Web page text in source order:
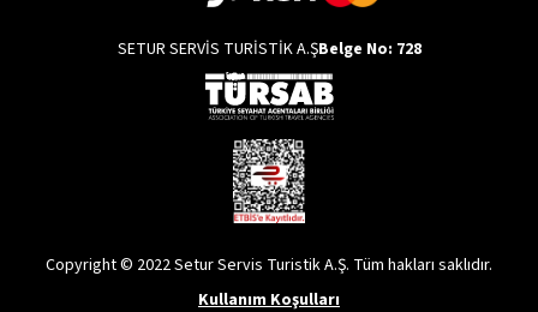
SETUR SERVİS TURİSTİK A.ŞBelge No: 728
Copyright © 2022 Setur Servis Turistik A.Ş. Tüm hakları saklıdır.
Kullanım Koşulları